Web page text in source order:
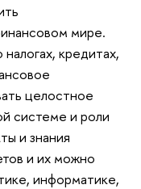
мире.
кредитах,
целостное
системе и роли
и знания
и их можно
информатике,